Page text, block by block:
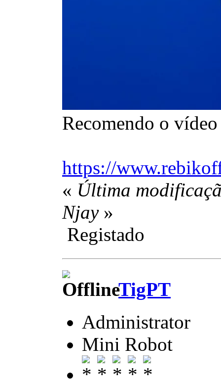
Recomendo o
https://
« Última
Njay»
Registado
TigPT
Administrator
Mini Robot